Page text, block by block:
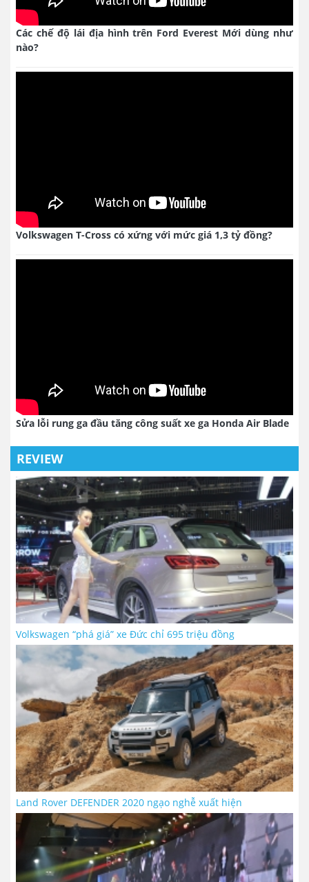
Các chế độ lái địa hình trên Ford Everest Mới dùng như
nào?
Volkswagen T-Cross có xứng với mức giá 1,3 tỷ đồng?
Sửa lỗi rung ga đầu tăng công suất xe ga Honda Air Blade
REVIEW
Volkswagen “phá giá” xe Đức chỉ 695 triệu đồng
Land Rover DEFENDER 2020 ngạo nghễ xuất hiện